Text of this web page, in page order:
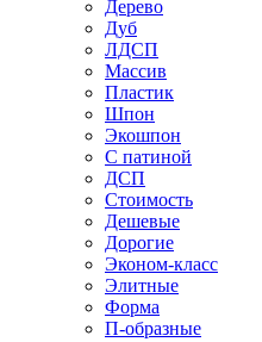
Дерево
Дуб
ЛДСП
Массив
Пластик
Шпон
Экошпон
С патиной
ДСП
Стоимость
Дешевые
Дорогие
Эконом-класс
Элитные
Форма
П-образные